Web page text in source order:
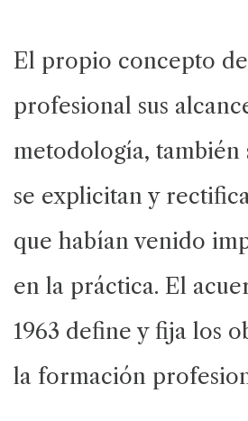
El propio concepto
profesional sus
metodología, también
se explicitan y
que habían venido
en la práctica. El
1963 define y fija los
la formación